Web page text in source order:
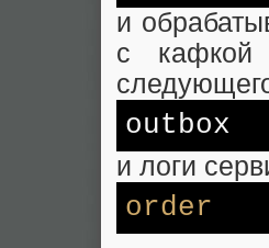
и
с
outbox
и логи
order